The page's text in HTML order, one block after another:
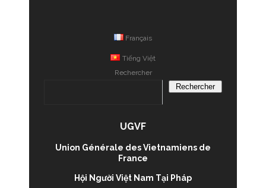
Français
Tiếng Việt
Rechercher
Rechercher
UGVF
Union Générale des Vietnamiens de
France
Hội Người Việt Nam Tại Pháp